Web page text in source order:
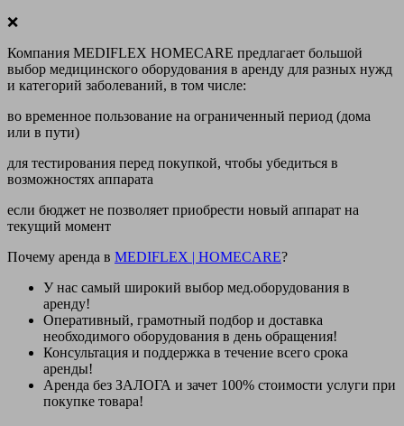
❌
Компания MEDIFLEX HOMECARE предлагает большой
выбор медицинского оборудования в аренду для разных нужд
и категорий заболеваний, в том числе:
во временное пользование на ограниченный период (дома
или в пути)
для тестирования перед покупкой, чтобы убедиться в
возможностях аппарата
если бюджет не позволяет приобрести новый аппарат на
текущий момент
Почему аренда в MEDIFLEX | HOMECARE?
У нас самый широкий выбор мед.оборудования в
аренду!
Оперативный, грамотный подбор и доставка
необходимого оборудования в день обращения!
Консультация и поддержка в течение всего срока
аренды!
Аренда без ЗАЛОГА и зачет 100% стоимости услуги при
покупке товара!